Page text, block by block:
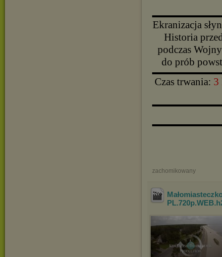
Ekranizacja
Historia
podczas
do prób
Czas trwania: 3
zachomikowany